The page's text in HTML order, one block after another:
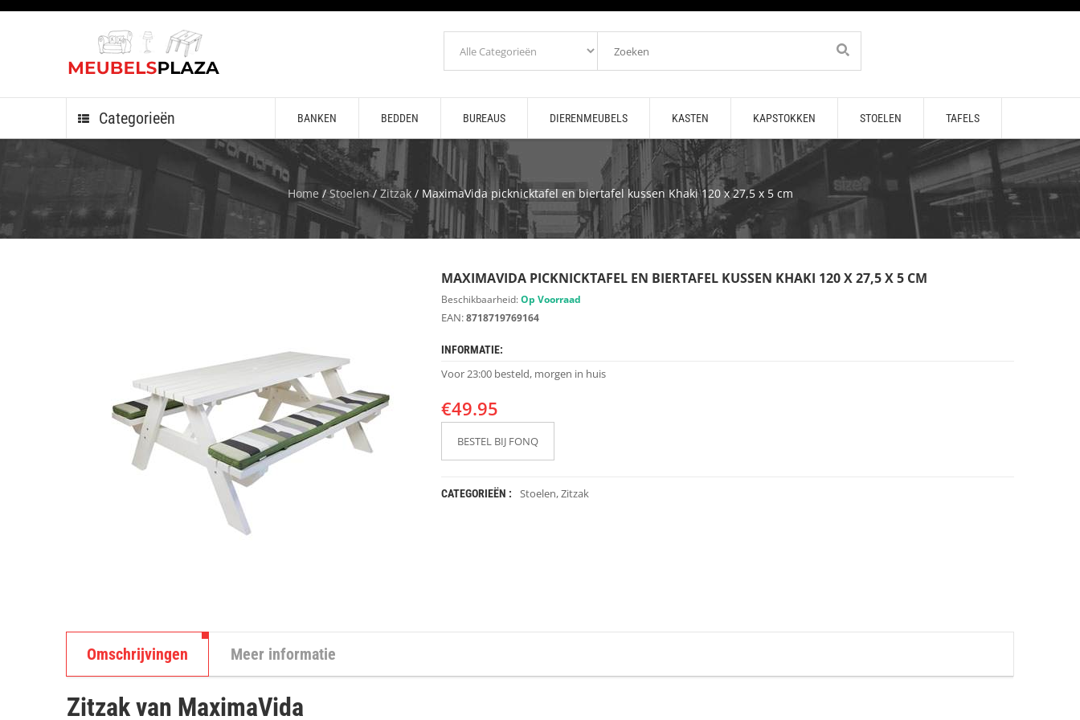
Categorieën BANKEN BEDDEN BUREAUS DIERENMEUBELS KASTEN KAPSTOKKEN STOELEN TAFELS
Home /Stoelen/ Zitzak/ MaximaVida picknicktafel en biertafel kussen Khaki 120 x 27,5 x 5 cm
MAXIMAVIDA PICKNICKTAFEL EN BIERTAFEL KUSSEN KHAKI 120 X 27,5 X 5 CM
Beschikbaarheid:Op Voorraad
EAN:8718719769164
INFORMATIE:
Voor 23:00 besteld, morgen in huis
€49.95
BESTEL BIJ FONQ
CATEGORIEËN : Stoelen,Zitzak
Omschrijvingen Meer informatie
Zitzak van MaximaVida